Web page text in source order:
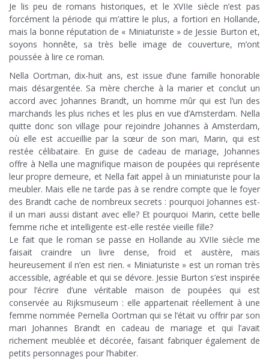
Je lis peu de romans historiques, et le XVIIe siècle n’est pas
forcément la période qui m’attire le plus, a fortiori en Hollande,
mais la bonne réputation de « Miniaturiste » de Jessie Burton et,
soyons honnête, sa très belle image de couverture, m’ont
poussée à lire ce roman.
Nella Oortman, dix-huit ans, est issue d’une famille honorable
mais désargentée. Sa mère cherche à la marier et conclut un
accord avec Johannes Brandt, un homme mûr qui est l’un des
marchands les plus riches et les plus en vue d’Amsterdam. Nella
quitte donc son village pour rejoindre Johannes à Amsterdam,
où elle est accueillie par la sœur de son mari, Marin, qui est
restée célibataire. En guise de cadeau de mariage, Johannes
offre à Nella une magnifique maison de poupées qui représente
leur propre demeure, et Nella fait appel à un miniaturiste pour la
meubler. Mais elle ne tarde pas à se rendre compte que le foyer
des Brandt cache de nombreux secrets : pourquoi Johannes est-
il un mari aussi distant avec elle? Et pourquoi Marin, cette belle
femme riche et intelligente est-elle restée vieille fille?
Le fait que le roman se passe en Hollande au XVIIe siècle me
faisait craindre un livre dense, froid et austère, mais
heureusement il n’en est rien. « Miniaturiste » est un roman très
accessible, agréable et qui se dévore. Jessie Burton s’est inspirée
pour l’écrire d’une véritable maison de poupées qui est
conservée au Rijksmuseum : elle appartenait réellement à une
femme nommée Pernella Oortman qui se l’était vu offrir par son
mari Johannes Brandt en cadeau de mariage et qui l’avait
richement meublée et décorée, faisant fabriquer également de
petits personnages pour l’habiter.